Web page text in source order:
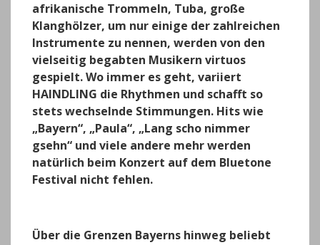
afrikanische Trommeln, Tuba, große
Klanghölzer, um nur einige der zahlreichen
Instrumente zu nennen, werden von den
vielseitig begabten Musikern virtuos
gespielt. Wo immer es geht, variiert
HAINDLING die Rhythmen und schafft so
stets wechselnde Stimmungen. Hits wie
„Bayern“, „Paula“, „Lang scho nimmer
gsehn“ und viele andere mehr werden
natürlich beim Konzert auf dem Bluetone
Festival nicht fehlen.
Über die Grenzen Bayerns hinweg beliebt